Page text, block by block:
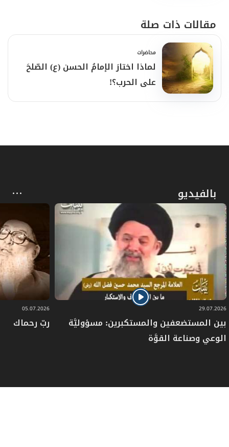
مقالات ذات صلة
محاضرات
لماذا اختارَ الإمامُ الحسن (ع) الصّلحَ
على الحرب؟!
بالفيديو
29.07.2026
بين المستضعفين والمستكبرين: مسؤوليَّة
الوعي وصناعة القوَّة
05.07.2026
ربّ رحماك